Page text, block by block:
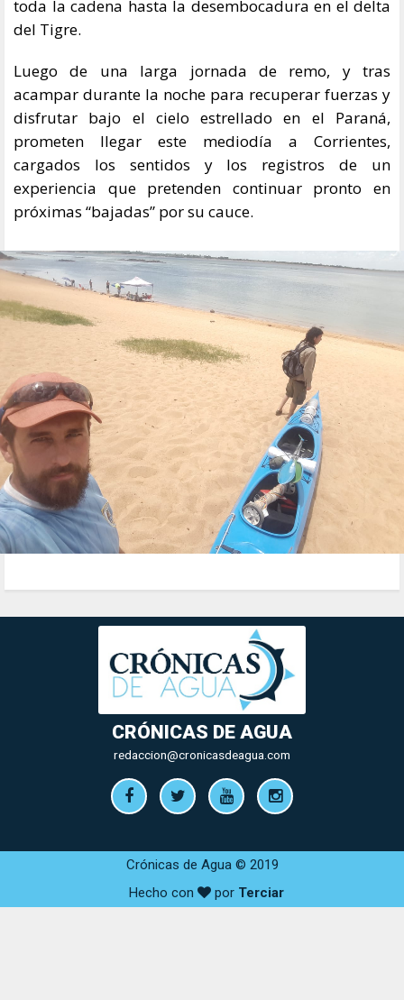
toda la cadena hasta la desembocadura en el delta
del Tigre.
Luego de una larga jornada de remo, y tras
acampar durante la noche para recuperar fuerzas y
disfrutar bajo el cielo estrellado en el Paraná,
prometen llegar este mediodía a Corrientes,
cargados los sentidos y los registros de un
experiencia que pretenden continuar pronto en
próximas “bajadas” por su cauce.
CRÓNICAS DE AGUA
redaccion@cronicasdeagua.com
Crónicas de Agua © 2019
Hecho con
por Terciar